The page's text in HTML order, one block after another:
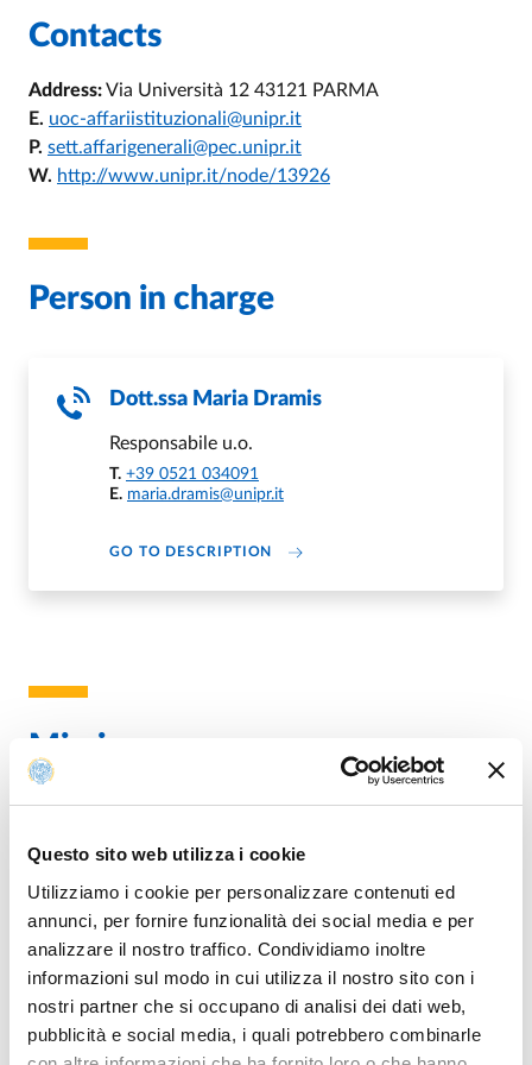
Questo sito web utilizza i cookie
Utilizziamo i cookie per personalizzare contenuti ed
annunci, per fornire funzionalità dei social media e per
analizzare il nostro traffico. Condividiamo inoltre
informazioni sul modo in cui utilizza il nostro sito con i
nostri partner che si occupano di analisi dei dati web,
pubblicità e social media, i quali potrebbero combinarle
Contacts
Address:Via Università 12 43121 PARMA
E. uoc-affariistituzionali@unipr.it
P. sett.affarigenerali@pec.unipr.it
W. http://www.unipr.it/node/13926
Person in charge
Dott.ssa Maria Dramis
Responsabile u.o.
T. +39 0521 034091
E. maria.dramis@unipr.it
GO TO DESCRIPTION ABOUT MARIA DRAMIS
Mission
La Unità Organizzativa assicura il coordinamento delle
istituzionali richieste dagli Organi di Governo e dal
Direttore Generale, con assunzione di tutte le iniziative
idonee a rispondere con la dovuta flessibilità alle
esigenze del processo deliberativo e del funzionamento
degli Organi.